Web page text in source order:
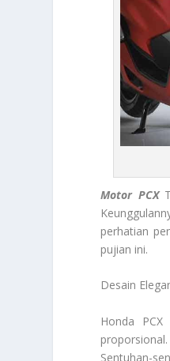
Motor PCX
perhatian
pujian ini.
Desain
Honda
Sentuhan-